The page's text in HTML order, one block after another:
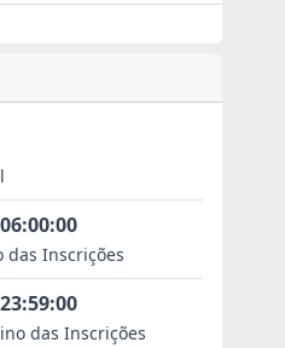
das Inscrições
das Inscrições